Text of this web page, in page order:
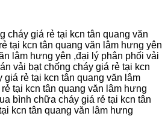
cháy giá rẻ tại kcn tân quang văn
tại kcn tân quang văn lâm hưng yên
lâm hưng yên ,đại lý phân phối vải
vải bạt chống cháy giá rẻ tại kcn
rẻ tại kcn tân quang văn lâm
tại kcn tân quang văn lâm hưng
bình chữa cháy giá rẻ tại kcn tân
kcn tân quang văn lâm hưng